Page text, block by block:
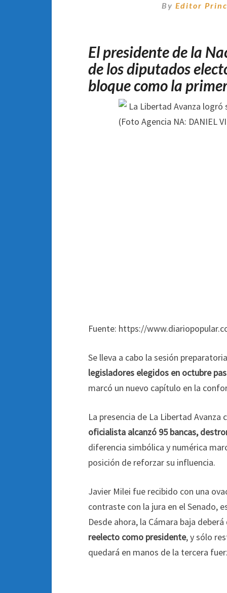
ByEditor
El presidente de la
de los diputados
bloque como la
Fuente: https://
Se lleva a cabo la sesión
legisladores elegidos en octubre
marcó un nuevo capítulo en la
La presencia de La Libertad
oficialista alcanzó 95 bancas,
diferencia simbólica y numérica
posición de reforzar su influencia.
Javier Milei fue recibido con una
contraste con la jura en el Senado,
Desde ahora, la Cámara baja
reelecto como presidente, y sólo
quedará en manos de la tercera